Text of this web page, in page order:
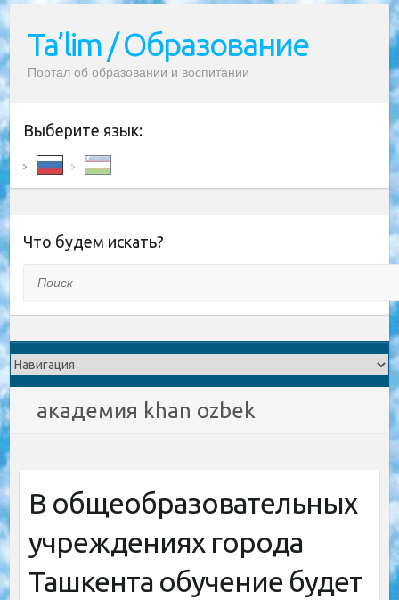
Ta’lim / Образование
Портал об образовании и воспитании
Выберите язык:
Что будем искать?
академия khan ozbek
В общеобразовательных
учреждениях города
Ташкента обучение будет